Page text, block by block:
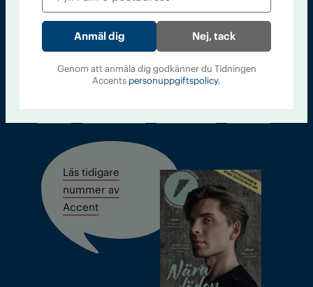
accent@iogt.se
Chefredaktör och ansvarig utgivare: Barbro Janson Lundkvist,
barbro@a4.se.
Läs tidigare
nummer av
Accent
Nej, tack
Genom att anmäla dig godkänner du Tidningen
Accents personuppgiftspolicy.